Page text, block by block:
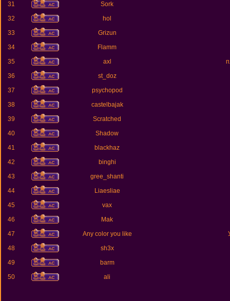
31
Sork
32
hol
33
Grizun
34
Flamm
35
axl
36
st_doz
37
psychopod
38
castelbajak
39
Scratched
40
Shadow
41
blackhaz
42
binghi
43
gree_shanti
44
Liaesliae
45
vax
46
Mak
47
Any color you like
48
sh3x
49
barm
50
ali